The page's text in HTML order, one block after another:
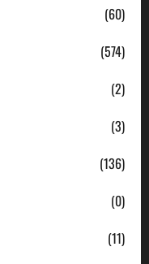
(60)
(574)
(2)
(3)
(136)
(0)
(11)